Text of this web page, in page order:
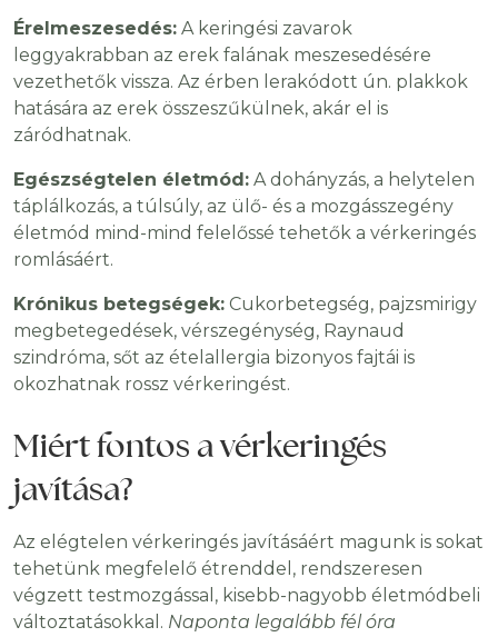
Érelmeszesedés: A keringési zavarok
leggyakrabban az erek falának meszesedésére
vezethetők vissza. Az érben lerakódott ún. plakkok
hatására az erek összeszűkülnek, akár el is
záródhatnak.
Egészségtelen életmód: A dohányzás, a helytelen
táplálkozás, a túlsúly, az ülő- és a mozgásszegény
életmód mind-mind felelőssé tehetők a vérkeringés
romlásáért.
Krónikus betegségek: Cukorbetegség, pajzsmirigy
megbetegedések, vérszegénység, Raynaud
szindróma, sőt az ételallergia bizonyos fajtái is
okozhatnak rossz vérkeringést.
Miért fontos a vérkeringés
javítása?
Az elégtelen vérkeringés javításáért magunk is sokat
tehetünk megfelelő étrenddel, rendszeresen
végzett testmozgással, kisebb-nagyobb életmódbeli
változtatásokkal. Naponta legalább fél óra